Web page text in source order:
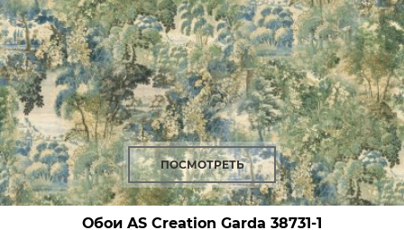
ПОСМОТРЕТЬ
Обои AS Creation Garda 38731-1